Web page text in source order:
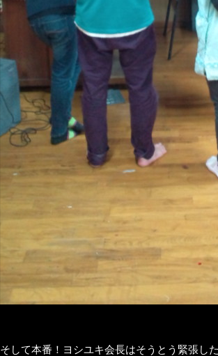
そして本番！ヨシユキ会長はそうとう緊張し